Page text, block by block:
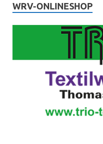
WRV-ONLINESHOP